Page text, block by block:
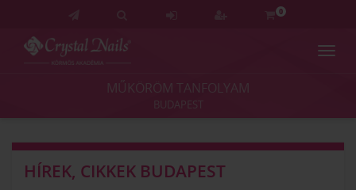
0
Akadémia
Vizsgaközpont
MŰKÖRÖM TANFOLYAM
BUDAPEST
HÍREK, CIKKEK BUDAPEST